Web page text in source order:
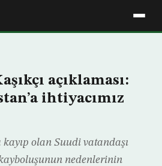
açıklaması:
ihtiyacımız
kayıp olan Suudi vatandaşı
kayboluşunun nedenlerinin